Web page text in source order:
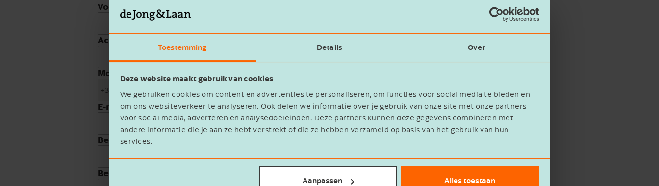
Toestemming Details Over
Deze website maakt gebruik van cookies
We gebruiken cookies om content en advertenties te personaliseren, om functies voor social media te bieden en
om ons websiteverkeer te analyseren. Ook delen we informatie over je gebruik van onze site met onze partners
voor social media, adverteren en analysedoeleinden. Deze partners kunnen deze gegevens combineren met
andere informatie die je aan ze hebt verstrekt of die ze hebben verzameld op basis van het gebruik van hun
services.
Aanpassen Alles toestaan
Voornaam
Achternaam
Mobiele telefoon
+31
E-mailadres
Bedrijfsnaam
Beschrijving